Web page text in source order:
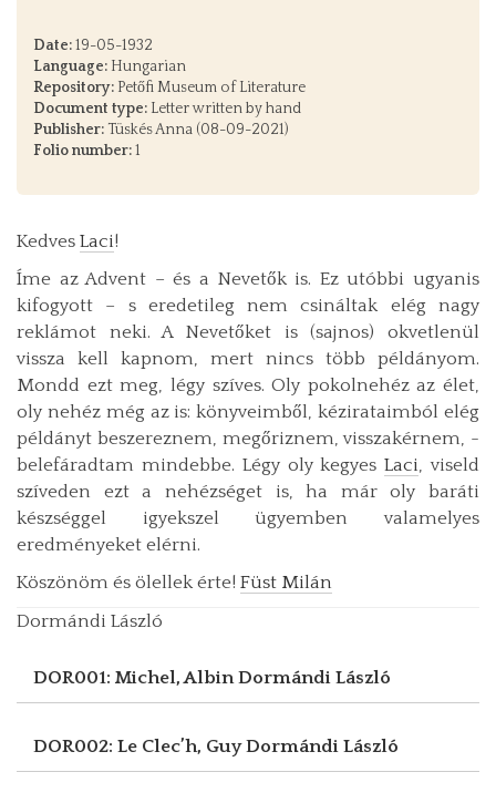
Date:19-05-1932
Language: Hungarian
Repository: Petőfi Museum of Literature
Document type: Letter written by hand
Publisher: Tüskés Anna (08-09-2021)
Folio number:1
Kedves Laci!
Íme az Advent – és a Nevetők is. Ez utóbbi ugyanis
kifogyott – s eredetileg nem csináltak elég nagy
reklámot neki. A Nevetőket is (sajnos) okvetlenül
vissza kell kapnom, mert nincs több példányom.
Mondd ezt meg, légy szíves. Oly pokolnehéz az élet,
oly nehéz még az is: könyveimből, kézirataimból elég
példányt beszereznem, megőriznem, visszakérnem, -
belefáradtam mindebbe. Légy oly kegyesLaci, viseld
szíveden ezt a nehézséget is, ha már oly baráti
készséggel igyekszel ügyemben valamelyes
eredményeket elérni.
Köszönöm és ölellek érte! Füst Milán
Dormándi László
DOR001: Michel, AlbinDormándi László
DOR002: Le Clec’h, GuyDormándi László